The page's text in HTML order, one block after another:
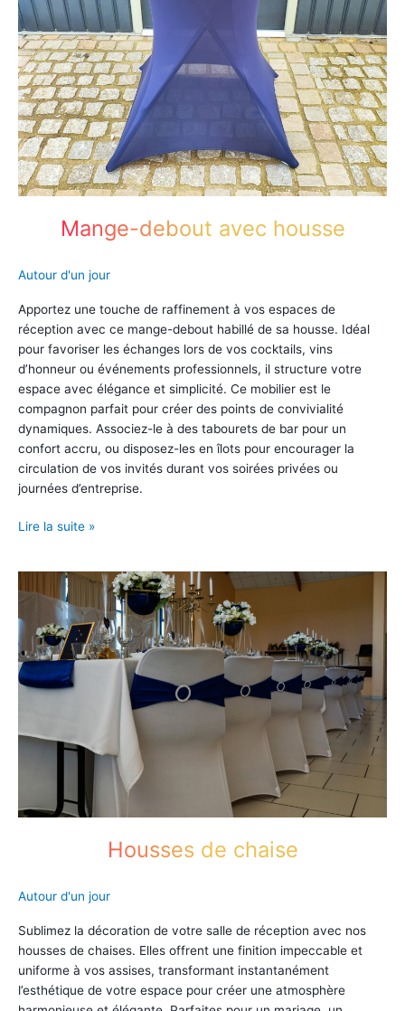
Mange-debout avec housse
Autour d'un jour
Apportez une touche de raffinement à vos espaces de
réception avec ce mange-debout habillé de sa housse. Idéal
pour favoriser les échanges lors de vos cocktails, vins
d’honneur ou événements professionnels, il structure votre
espace avec élégance et simplicité. Ce mobilier est le
compagnon parfait pour créer des points de convivialité
dynamiques. Associez-le à des tabourets de bar pour un
confort accru, ou disposez-les en îlots pour encourager la
circulation de vos invités durant vos soirées privées ou
journées d’entreprise.
Mange-
Lire la suite »
Housses de chaise
Autour d'un jour
Sublimez la décoration de votre salle de réception avec nos
housses de chaises. Elles offrent une finition impeccable et
uniforme à vos assises, transformant instantanément
l’esthétique de votre espace pour créer une atmosphère